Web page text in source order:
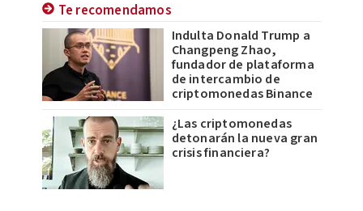
Te recomendamos
Indulta Donald Trump a
Changpeng Zhao,
fundador de plataforma
de intercambio de
criptomonedas Binance
¿Las criptomonedas
detonarán la nueva gran
crisis financiera?